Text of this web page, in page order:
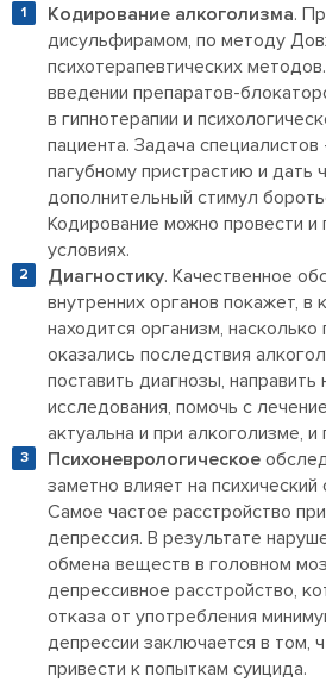
Кодирование алкоголизма.
дисульфирамом, по методу
психотерапевтических
введении препаратов-
в гипнотерапии и
пациента. Задача специалистов
пагубному пристрастию и дать
дополнительный стимул
Кодирование можно провести
условиях.
Диагностику. Качественное
внутренних органов покажет, в
находится организм,
оказались последствия
поставить диагнозы,
исследования, помочь с
актуальна и при алкоголизме, и
Психоневрологическое
заметно влияет на психический
Самое частое расстройство
депрессия. В результате
обмена веществ в головном
депрессивное расстройство,
отказа от употребления
депрессии заключается в том,
привести к попыткам суицида.